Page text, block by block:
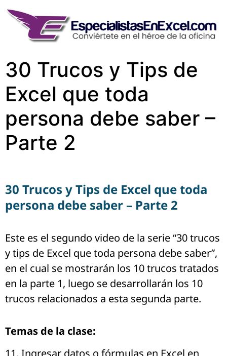
30 Trucos y Tips de
Excel que toda
persona debe saber –
Parte 2
30 Trucos y Tips de Excel que toda
persona debe saber – Parte 2
Este es el segundo video de la serie “30 trucos
y tips de Excel que toda persona debe saber”,
en el cual se mostrarán los 10 trucos tratados
en la parte 1, luego se desarrollarán los 10
trucos relacionados a esta segunda parte.
Temas de la clase: